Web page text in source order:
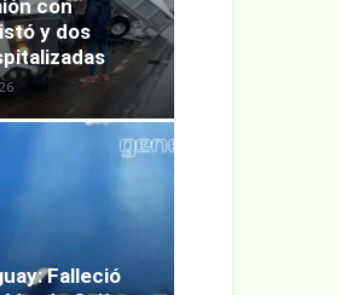
con
y dos
Falleció